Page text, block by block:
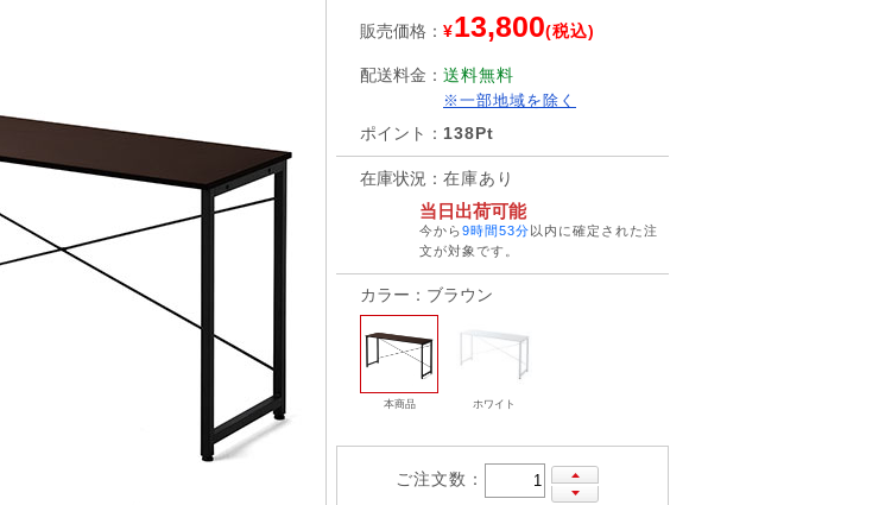
販売価格 ： ¥13,800(税込)
配送料金 ： 送料無料
※一部地域を除く
ポイント ： 138Pt
在庫状況 ： 在庫あり
当日出荷可能
今から9時間53分以内に確定された注
文が対象です。
カラー：ブラウン
本商品 ホワイト
ご注文数：